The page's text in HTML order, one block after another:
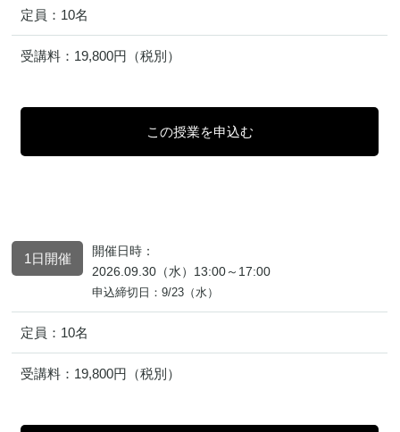
定員： 10名
受講料： 19,800円（税別）
1日開催
開催日時：
2026.09.30（水）13:00～17:00
申込締切日：9/23（水）
定員： 10名
受講料： 19,800円（税別）